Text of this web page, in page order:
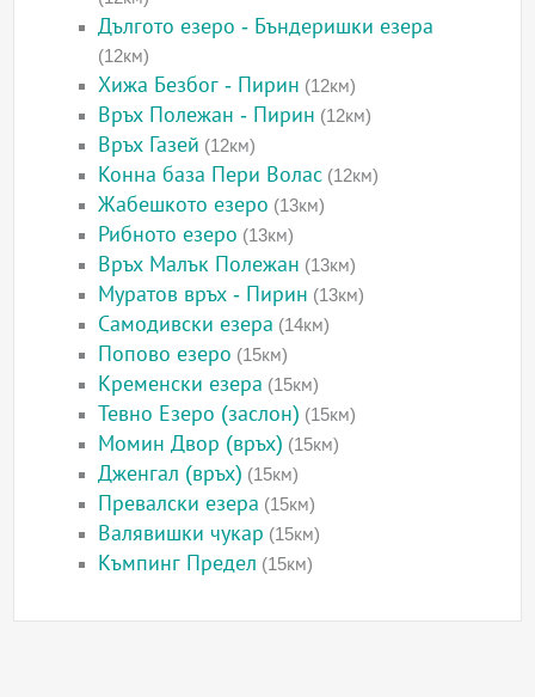
Дългото езеро - Бъндеришки езера
(12км)
Хижа Безбог - Пирин (12км)
Връх Полежан - Пирин (12км)
Връх Газей (12км)
Конна база Пери Волас (12км)
Жабешкото езеро (13км)
Рибното езеро (13км)
Връх Малък Полежан (13км)
Муратов връх - Пирин (13км)
Самодивски езера (14км)
Попово езеро (15км)
Кременски езера (15км)
Тевно Езеро (заслон) (15км)
Момин Двор (връх) (15км)
Дженгал (връх) (15км)
Превалски езера (15км)
Валявишки чукар (15км)
Къмпинг Предел (15км)